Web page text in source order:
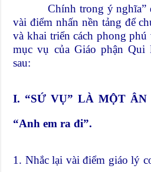
Chính trong ý nghĩa”
vài điểm nhấn nền tảng để
và khai triển cách phong
mục vụ của Giáo phận Qui
sau:
I. “SỨ VỤ” LÀ MỘT
“Anh em ra đi”.
1. Nhắc lại vài điểm giáo lý